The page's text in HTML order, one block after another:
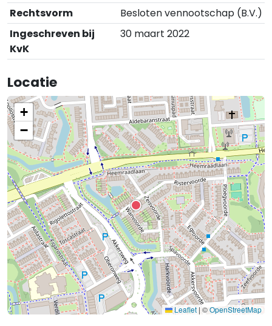
Rechtsvorm
Besloten vennootschap (B.V.)
Ingeschreven bij
KvK
30 maart 2022
Locatie
+
−
Leaflet | ©OpenStreetMap